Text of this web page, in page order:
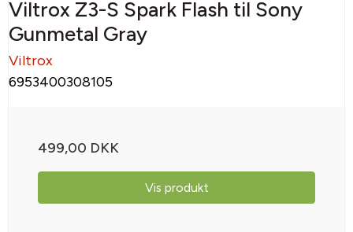
Viltrox Z3-S Spark Flash til Sony
Gunmetal Gray
Viltrox
6953400308105
499,00 DKK
Vis produkt